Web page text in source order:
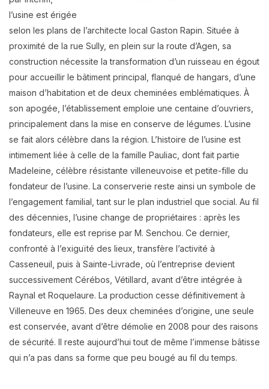
l’usine est érigée
selon les plans de l’architecte local Gaston Rapin. Située à
proximité de la rue Sully, en plein sur la route d’Agen, sa
construction nécessite la transformation d’un ruisseau en égout
pour accueillir le bâtiment principal, flanqué de hangars, d’une
maison d’habitation et de deux cheminées emblématiques. À
son apogée, l’établissement emploie une centaine d’ouvriers,
principalement dans la mise en conserve de légumes. L’usine
se fait alors célèbre dans la région. L’histoire de l’usine est
intimement liée à celle de la famille Pauliac, dont fait partie
Madeleine, célèbre résistante villeneuvoise et petite-fille du
fondateur de l’usine. La conserverie reste ainsi un symbole de
l’engagement familial, tant sur le plan industriel que social. Au fil
des décennies, l’usine change de propriétaires : après les
fondateurs, elle est reprise par M. Senchou. Ce dernier,
confronté à l’exiguïté des lieux, transfère l’activité à
Casseneuil, puis à Sainte-Livrade, où l’entreprise devient
successivement Cérébos, Vétillard, avant d’être intégrée à
Raynal et Roquelaure. La production cesse définitivement à
Villeneuve en 1965. Des deux cheminées d’origine, une seule
est conservée, avant d’être démolie en 2008 pour des raisons
de sécurité. Il reste aujourd’hui tout de même l’immense bâtisse
qui n’a pas dans sa forme que peu bougé au fil du temps.